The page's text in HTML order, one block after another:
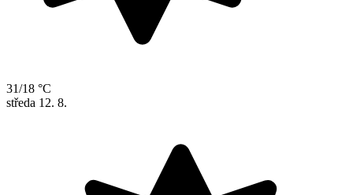
31/18 °C
středa 12. 8.